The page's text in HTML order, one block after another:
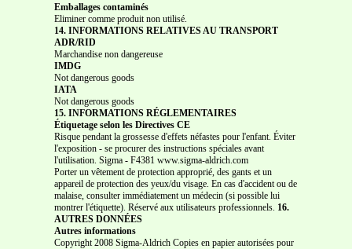
Emballages contaminés
Eliminer comme produit non utilisé.
14. INFORMATIONS RELATIVES AU TRANSPORT
ADR/RID
Marchandise non dangereuse
IMDG
Not dangerous goods
IATA
Not dangerous goods
15. INFORMATIONS RÉGLEMENTAIRES
Étiquetage selon les Directives CE
Risque pendant la grossesse d'effets néfastes pour l'enfant. Éviter
l'exposition - se procurer des instructions spéciales avant
l'utilisation. Sigma - F4381 www.sigma-aldrich.com
Porter un vêtement de protection approprié, des gants et un
appareil de protection des yeux/du visage. En cas d'accident ou de
malaise, consulter immédiatement un médecin (si possible lui
montrer l'étiquette). Réservé aux utilisateurs professionnels. 16.
AUTRES DONNÉES
Autres informations
Copyright 2008 Sigma-Aldrich Copies en papier autorisées pour